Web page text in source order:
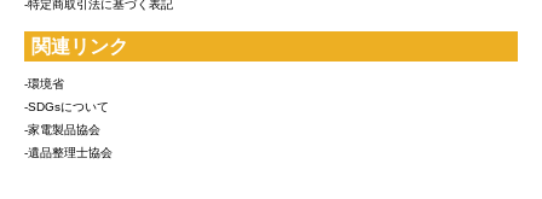
-特定商取引法に基づく表記
関連リンク
-環境省
-SDGsについて
-家電製品協会
-遺品整理士協会